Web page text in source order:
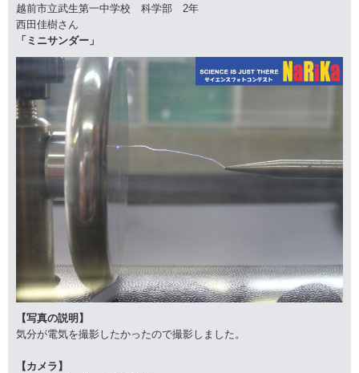
越前市立武生第一中学校 科学部 2年
西田佳樹さん
「ミニサンダー」
【写真の説明】
気分が電気を撮影したかったので撮影しました。
【カメラ】